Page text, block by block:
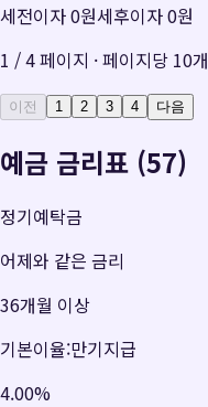
세전이자0원세후이자0원
1 /4페이지 · 페이지당 10개
이전 1 2 3 4 다음
예금 금리표 (57)
정기예탁금
어제와 같은 금리
36개월 이상
기본이율:만기지급
4.00%